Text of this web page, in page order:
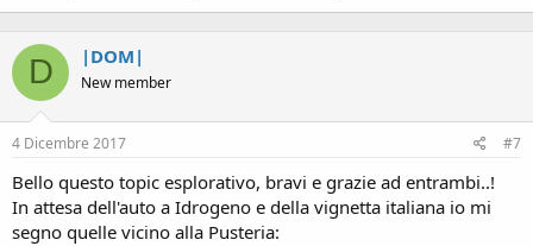
D |DOM|
New member
4 Dicembre 2017 #7
Bello questo topic esplorativo, bravi e grazie ad entrambi..!
In attesa dell'auto a Idrogeno e della vignetta italiana io mi
segno quelle vicino alla Pusteria: